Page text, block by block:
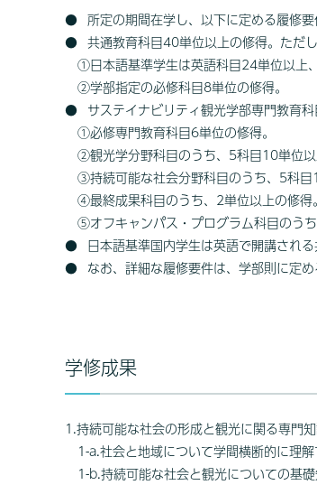
所定の期間在学し、以下に定める履修
共通教育科目40単位以上の修得。ただ
①日本語基準学生は英語科目24単位以上
②学部指定の必修科目8単位の修得。
サステイナビリティ観光学部専門教育
①必修専門教育科目6単位の修得。
②観光学分野科目のうち、5科目10単位以
③持続可能な社会分野科目のうち、5科目
④最終成果科目のうち、2単位以上の修得。
⑤オフキャンパス・プログラム科目のうち
日本語基準国内学生は英語で開講され
なお、詳細な履修要件は、学部則に定め
学修成果
1.持続可能な社会の形成と観光に関る専門
1-a.社会と地域について学間横断的に理解
1-b.持続可能な社会と観光についての基礎